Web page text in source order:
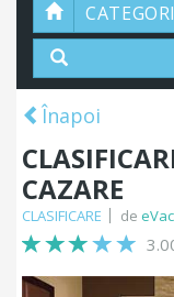
Înapoi
CAZARE
CLASIFICARE de